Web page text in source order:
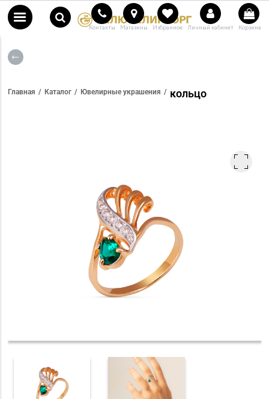
Контакты Магазины Избранное Личный кабинет Корзина
Главная Каталог Ювелирные украшения кольцо